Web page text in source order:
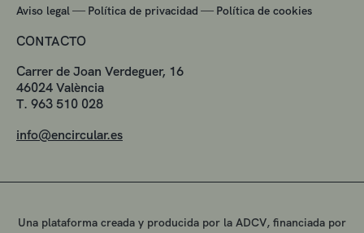
Aviso legal — Política de privacidad — Política de cookies
CONTACTO
Carrer de Joan Verdeguer, 16
46024 València
T. 963 510 028
info@encircular.es
Una plataforma creada y producida por la ADCV, financiada por